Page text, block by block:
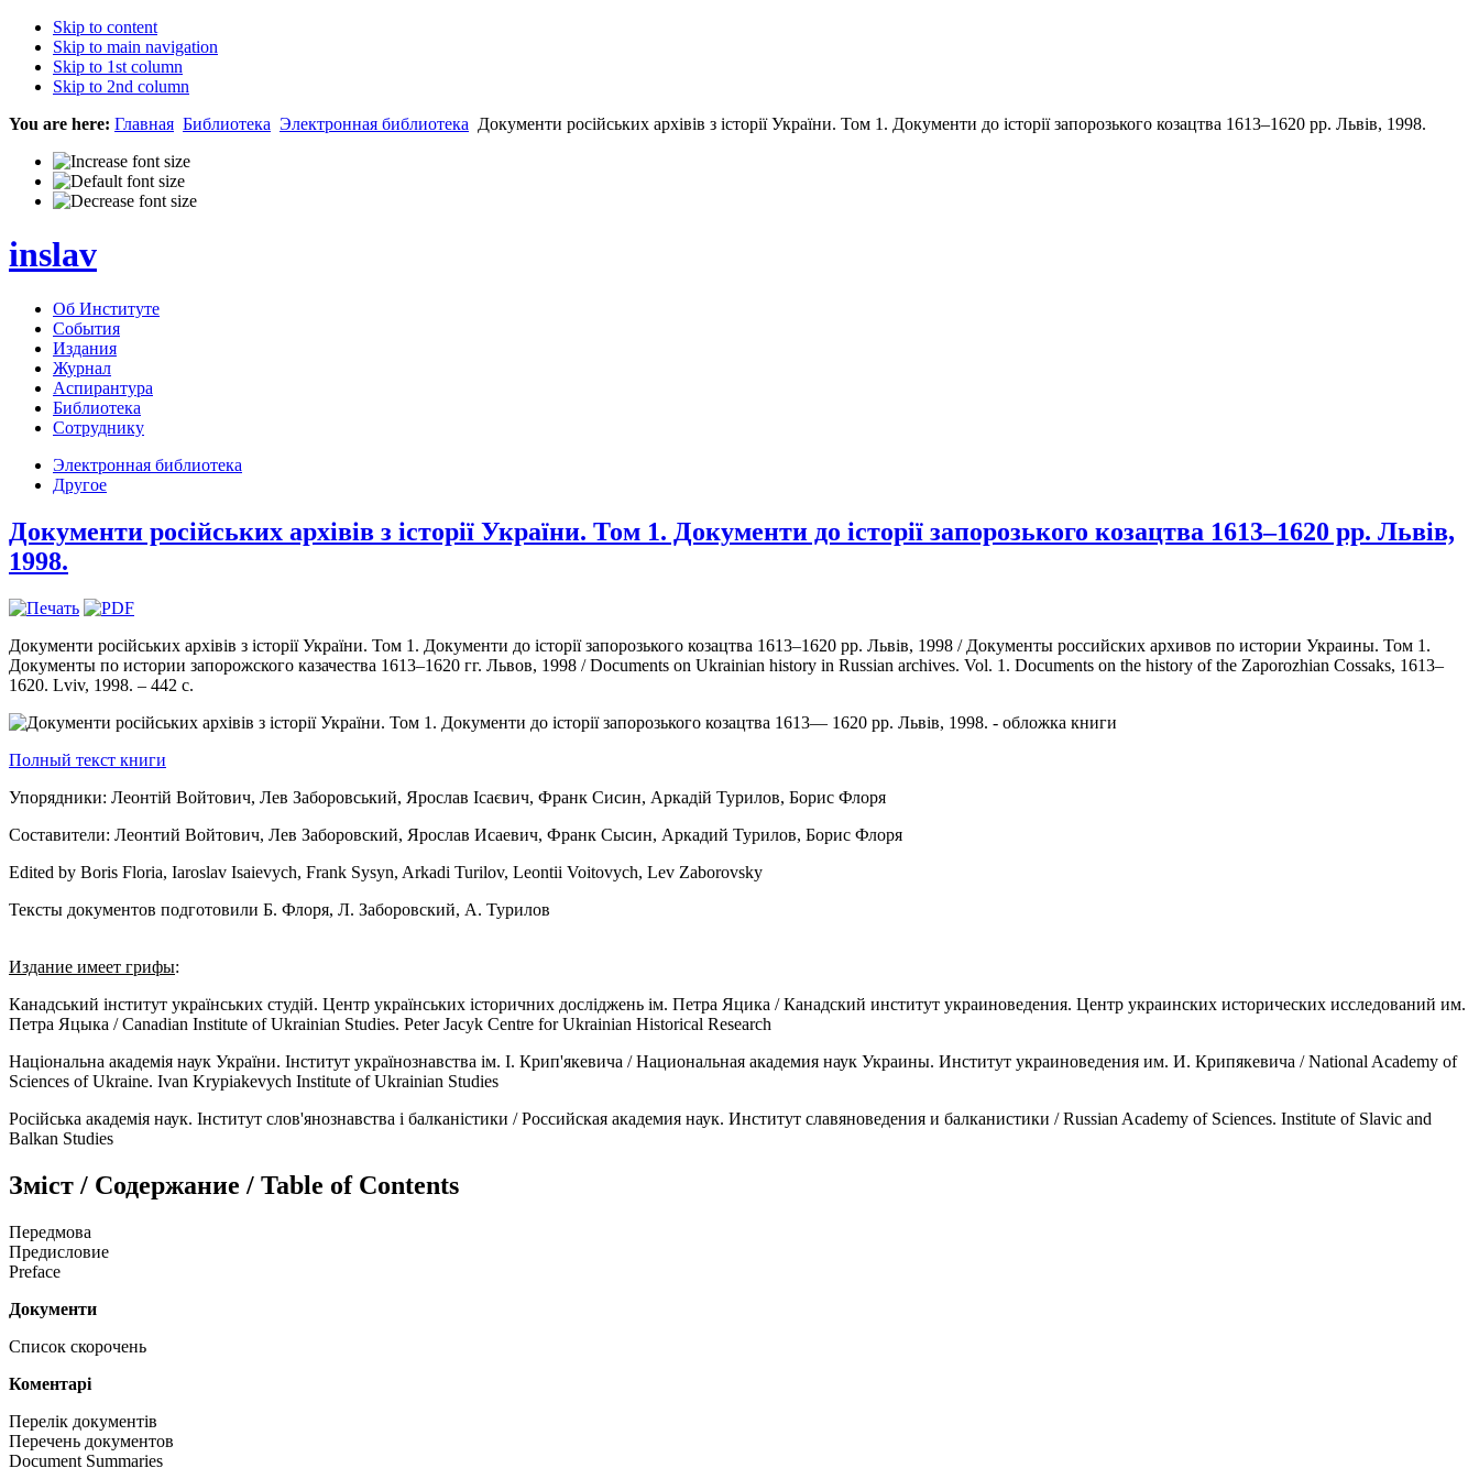
Skip to content
Skip to main navigation
Skip to 1st column
Skip to 2nd column
You are here: Главная Библиотека Электронная библиотека Документи російських архівів з історії України. Том 1. Документи до історії запорозького козацтва 1613–1620 pp. Львів, 1998.
inslav
Об Институте
События
Издания
Журнал
Аспирантура
Библиотека
Сотруднику
Электронная библиотека
Другое
Документи російських архівів з історії України. Том 1. Документи до історії запорозького козацтва 1613–1620 pp. Львів,
1998.
Документи російських архівів з історії України. Том 1. Документи до історії запорозького козацтва 1613–1620 pp. Львів, 1998 / Документы российских архивов по истории Украины. Том 1.
Документы по истории запорожского казачества 1613–1620 гг. Львов, 1998 / Documents on Ukrainian history in Russian archives. Vol. 1. Documents on the history of the Zaporozhian Cossaks, 1613–
1620. Lviv, 1998. – 442 с.
Полный текст книги
Упорядники: Леонтій Войтович, Лев Заборовський, Ярослав Iсаєвич, Франк Сисин, Аркадій Турилов, Борис Флоря
Составители: Леонтий Войтович, Лев Заборовский, Ярослав Исаевич, Франк Сысин, Аркадий Турилов, Борис Флоря
Edited by Boris Floria, Iaroslav Isaievych, Frank Sysyn, Arkadi Turilov, Leontii Voitovych, Lev Zaborovsky
Тексты документов подготовили Б. Флоря, Л. Заборовский, А. Турилов
Издание имеет грифы:
Канадський інститут українських студій. Центр українських історичних досліджень ім. Петра Яцика / Канадский институт украиноведения. Центр украинских исторических исследований им.
Петра Яцыка / Canadian Institute of Ukrainian Studies. Peter Jacyk Centre for Ukrainian Historical Research
Національна академія наук України. Iнститут українознавства ім. I. Крип'якевича / Национальная академия наук Украины. Институт украиноведения им. И. Крипякевича / National Academy of
Sciences of Ukraine. Ivan Krypiakevych Institute of Ukrainian Studies
Російська академія наук. Iнститут слов'янознавства і балканістики / Российская академия наук. Институт славяноведения и балканистики / Russian Academy of Sciences. Institute of Slavic and
Balkan Studies
Зміст / Содержание / Table of Contents
Передмова
Предисловие
Preface
Документи
Список скорочень
Коментарі
Перелік документів
Перечень документов
Document Summaries